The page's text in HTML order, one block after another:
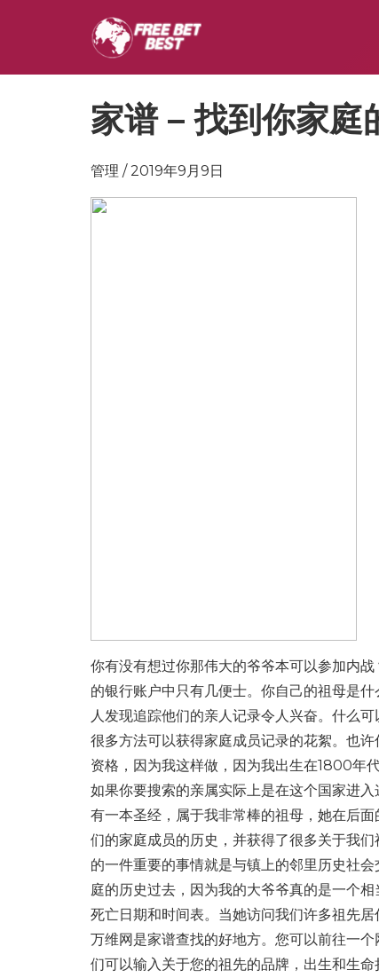
家谱 – 找到你家庭
管理 / 2019年9月9日
你有没有想过你那伟大的爷爷本可以参加内
的银行账户中只有几便士。你自己的祖母是
人发现追踪他们的亲人记录令人兴奋。什么
很多方法可以获得家庭成员记录的花絮。也
资格，因为我这样做，因为我出生在1800年
如果你要搜索的亲属实际上是在这个国家进
有一本圣经，属于我非常棒的祖母，她在后
们的家庭成员的历史，并获得了很多关于我
的一件重要的事情就是与镇上的邻里历史社
庭的历史过去，因为我的大爷爷真的是一个
死亡日期和时间表。当她访问我们许多祖先
万维网是家谱查找的好地方。您可以前往一
们可以输入关于您的祖先的品牌，出生和生